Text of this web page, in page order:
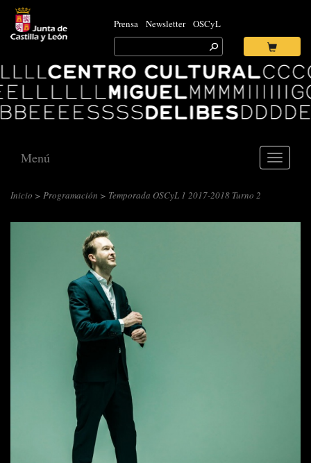
Prensa Newsletter OSCyL
Search
for:
Ok
Centro
Cultural
Miguel
Delibes
Toggle
Menú
Inicio > Programación > Temporada OSCyL 1 2017-2018 Turno 2